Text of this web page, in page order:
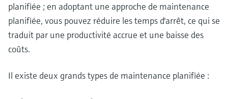
planifiée ; en adoptant une approche de maintenance
planifiée, vous pouvez réduire les temps d'arrêt, ce qui se
traduit par une productivité accrue et une baisse des
coûts.
Il existe deux grands types de maintenance planifiée :